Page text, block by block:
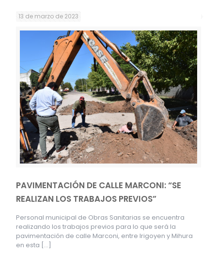
13 de marzo de 2023
PAVIMENTACIÓN DE CALLE MARCONI: “SE
REALIZAN LOS TRABAJOS PREVIOS”
Personal municipal de Obras Sanitarias se encuentra
realizando los trabajos previos para lo que será la
pavimentación de calle Marconi, entre Irigoyen y Mihura
en esta […]